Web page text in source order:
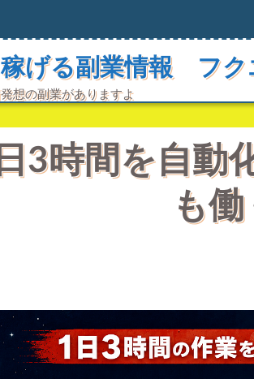
げる副業情報 フク
想の副業がありますよ
日3時間を自
も